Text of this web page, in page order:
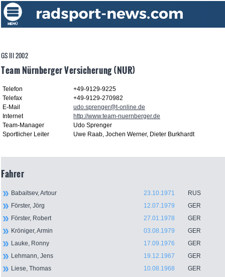
GS III 2002
Team Nürnberger Versicherung (NUR)
Telefon
+49-9129-9225
Telefax
+49-9129-270982
E-Mail
udo.sprenger@t-online.de
Internet
http://www.team-nuernberger.de
Team-Manager
Udo Sprenger
Sportlicher Leiter
Uwe Raab, Jochen Werner, Dieter Burkhardt
Fahrer
Babaitsev, Artour 23.10.1971
RUS
Förster, Jörg
12.07.1979
GER
Förster, Robert
27.01.1978
GER
Kröniger, Armin
03.08.1979
GER
Lauke, Ronny
17.09.1976
GER
Lehmann, Jens
19.12.1967
GER
Liese, Thomas
10.08.1968
GER